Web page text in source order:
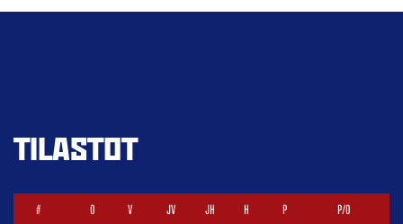
TILASTOT
# O V JV JH H P P/O